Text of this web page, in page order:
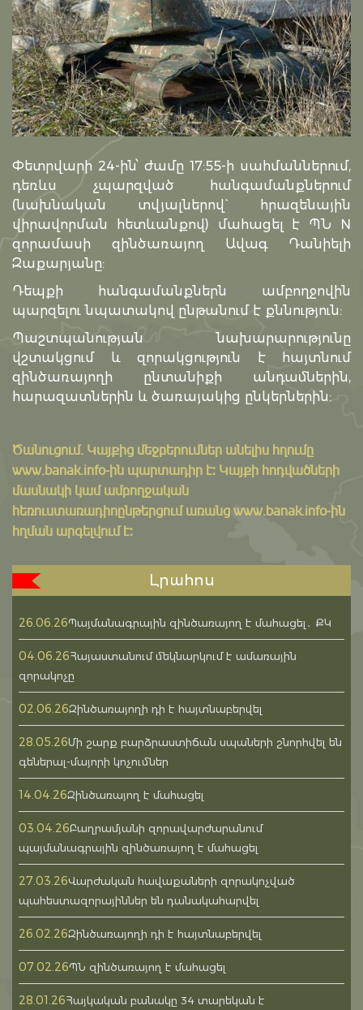
Փետրվարի 24-ին՝ ժամը 17:55-ի սահմաններում,
դեռևս չպարզված հանգամանքներում
(նախնական տվյալներով` հրազենային
վիրավորման հետևանքով) մահացել է ՊՆ N
զորամասի զինծառայող Ավագ Դանիելի
Զաքարյանը:
Դեպքի հանգամանքներն ամբողջովին
պարզելու նպատակով ընթանում է քննություն:
Պաշտպանության նախարարությունը
վշտակցում և զորակցություն է հայտնում
զինծառայողի ընտանիքի անդամներին,
հարազատներին և ծառայակից ընկերներին:
Ծանուցում․ Կայքից մեջբերումներ անելիս հղումը
www.banak.info-ին պարտադիր է: Կայքի հոդվածների
մասնակի կամ ամբողջական
հեռուստառադիոընթերցում առանց www.banak.info-ին
հղման արգելվում է:
Լրահոս
26.06.26Պայմանագրային զինծառայող է մահացել․ ՔԿ
04.06.26Հայաստանում մեկնարկում է ամառային
զորակոչը
02.06.26Զինծառայողի դի է հայտնաբերվել
28.05.26Մի շարք բարձրաստիճան սպաների շնորհվել են
գեներալ-մայորի կոչումներ
14.04.26Զինծառայող է մահացել
03.04.26Բաղրամյանի զորավարժարանում
պայմանագրային զինծառայող է մահացել
27.03.26Վարժական հավաքաների զորակոչված
պահեստազորայիններ են դանակահարվել
26.02.26Զինծառայողի դի է հայտնաբերվել
07.02.26ՊՆ զինծառայող է մահացել
28.01.26Հայկական բանակը 34 տարեկան է